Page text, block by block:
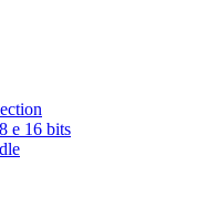
e 16 bits